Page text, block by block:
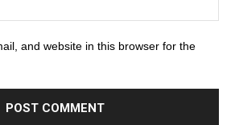
and website in this browser for the